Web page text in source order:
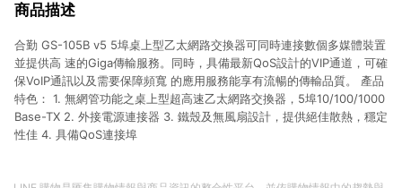
商品描述
合勤 GS-105B v5 5埠桌上型乙太網路交換器可同時連接數個多媒體裝置
並提供高 速的Giga傳輸服務。同時，具備最新QoS設計的VIP通道，可確
保VoIP通訊以及需要保障頻寬 的應用服務能享有流暢的傳輸品質。 產品
特色： 1. 無網管功能之桌上型超高速乙太網路交換器，5埠10/100/1000
Base-TX 2. 外接電源連接器 3. 鐵殼及無風扇設計，提供絕佳散熱，穩定
性佳 4. 具備QoS連接埠